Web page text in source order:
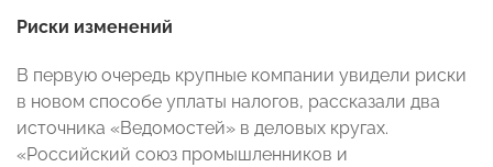
Риски изменений
В первую очередь крупные компании увидели риски
в новом способе уплаты налогов, рассказали два
источника «Ведомостей» в деловых кругах.
«Российский союз промышленников и